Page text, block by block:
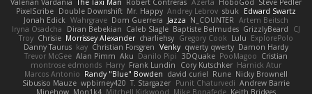
Valerian Vardania The Taxi Man Robert Contreras Azerta HoboGod Steve Pedler
PixelScribe Double Downshift Mr. Happy Andrey Lebrov sbuk Edward Swartz
Jonah Edick Wahrgrave Dom Guerrera Jazza N_COUNTER Artem Beitsch
Iryna Osadcha
Diran Bebekian Caleb Slagle Baptiste Belmudes GrizzlyBeard
CJ
Troy Chrisie Morrissey Alexander charliehsy Gregory Cook Lulu ExplorePolo
Danny Taurus kay Christian Forsgren Venky qwerty qwerty Damon Hardy
Trevor McGee Alan Pimm Aku Danilo Pipi 3DQuake PooMagoo Cristian
montrose edmonds Harry Frank Lundin Cory Kutschker Harnick Atur
Marcos Antonio Randy "Blue" Bowden david curiel Rune Nicky Brownell
Sibusiso Mauze wpbirney420 T. Stargazer Punit Chaturvedi Andrew Barrie
Minehow Mon1k4 Mitchell Kirkwood Mike Bonafede Keith Bridges